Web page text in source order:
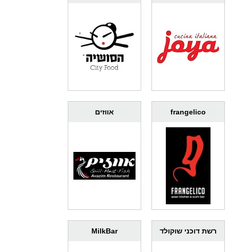
frangelico אווזים
רשת דוכני שוקולד MilkBar